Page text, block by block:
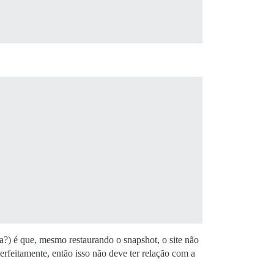
é que, mesmo restaurando o snapshot, o site não
então isso não deve ter relação com a